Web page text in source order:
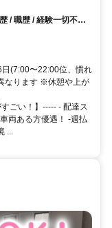
/ 職歴 / 経験一切不
(7:00〜22:00位、慣れ
なります ※休憩や上が
ごい！】----- - 配達ス
両ある方優遇！ -週払
...